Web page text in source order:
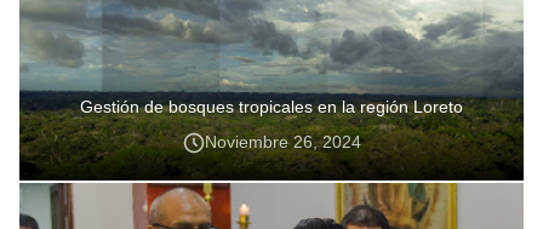
Gestión de bosques tropicales en la región Loreto
Noviembre 26, 2024